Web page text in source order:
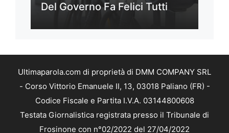
Del Governo Fa Felici Tutti
Ultimaparola.com di proprietà di DMM COMPANY SRL
- Corso Vittorio Emanuele II, 13, 03018 Paliano (FR) -
Codice Fiscale e Partita I.V.A. 03144800608
Testata Giornalistica registrata presso il Tribunale di
Frosinone con n°02/2022 del 27/04/2022